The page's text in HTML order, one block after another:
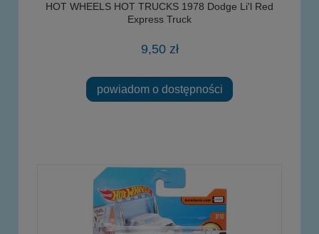
HOT WHEELS HOT TRUCKS 1978 Dodge Li'l Red
Express Truck
9,50 zł
powiadom o dostępności